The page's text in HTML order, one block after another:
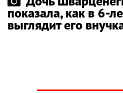
показала, как в 6-
выглядит его